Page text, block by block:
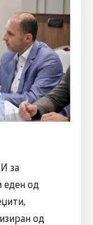
за
еден од
од